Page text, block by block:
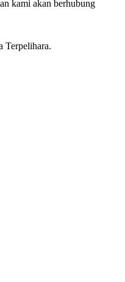
kami akan berhubung
Terpelihara.